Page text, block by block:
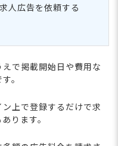
人広告を依頼する
で掲載開始日や費用な
。
上で登録するだけで求
ります。